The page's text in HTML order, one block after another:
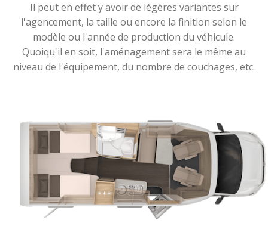
Il peut en effet y avoir de légères variantes sur
l'agencement, la taille ou encore la finition selon le
modèle ou l'année de production du véhicule.
Quoiqu'il en soit, l'aménagement sera le même au
niveau de l'équipement, du nombre de couchages, etc.